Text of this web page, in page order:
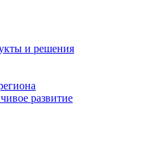
и решения
развитие